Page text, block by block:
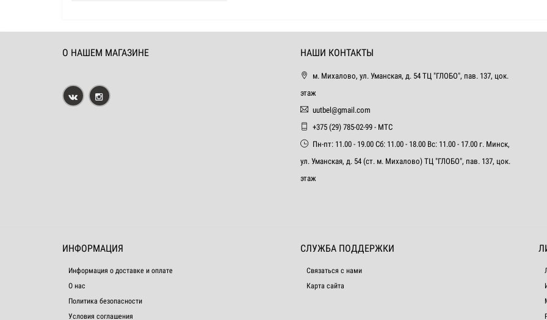
О НАШЕМ МАГАЗИНЕ НАШИ КОНТАКТЫ
м. Михалово, ул. Уманская, д. 54 ТЦ "ГЛОБО", пав. 137, цок.
этаж
uutbel@gmail.com
+375 (29) 785-02-99 - МТС
Пн-пт: 11.00 - 19.00 Сб: 11.00 - 18.00 Вс: 11.00 - 17.00 г. Минск,
ул. Уманская, д. 54 (ст. м. Михалово) ТЦ "ГЛОБО", пав. 137, цок.
этаж
ИНФОРМАЦИЯ
Информация о доставке и оплате
О нас
Политика безопасности
Условия соглашения
СЛУЖБА ПОДДЕРЖКИ
Связаться с нами
Карта сайта